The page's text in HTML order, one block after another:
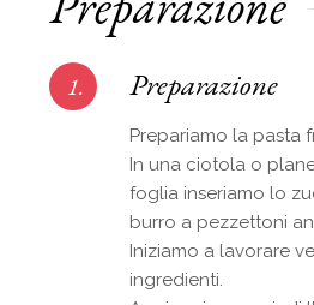
1. Preparazione
Prepariamo la pasta
In una ciotola o
foglia inseriamo lo
burro a pezzettoni
Iniziamo a lavorare
ingredienti.